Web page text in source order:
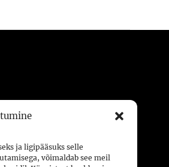
ja ligipääsuks selle
võimaldab see meil
Tellimine